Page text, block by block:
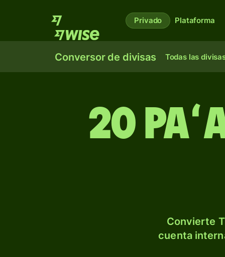
Privado Plataforma
Conversor de divisas Todas las
20
Convierte
cuenta